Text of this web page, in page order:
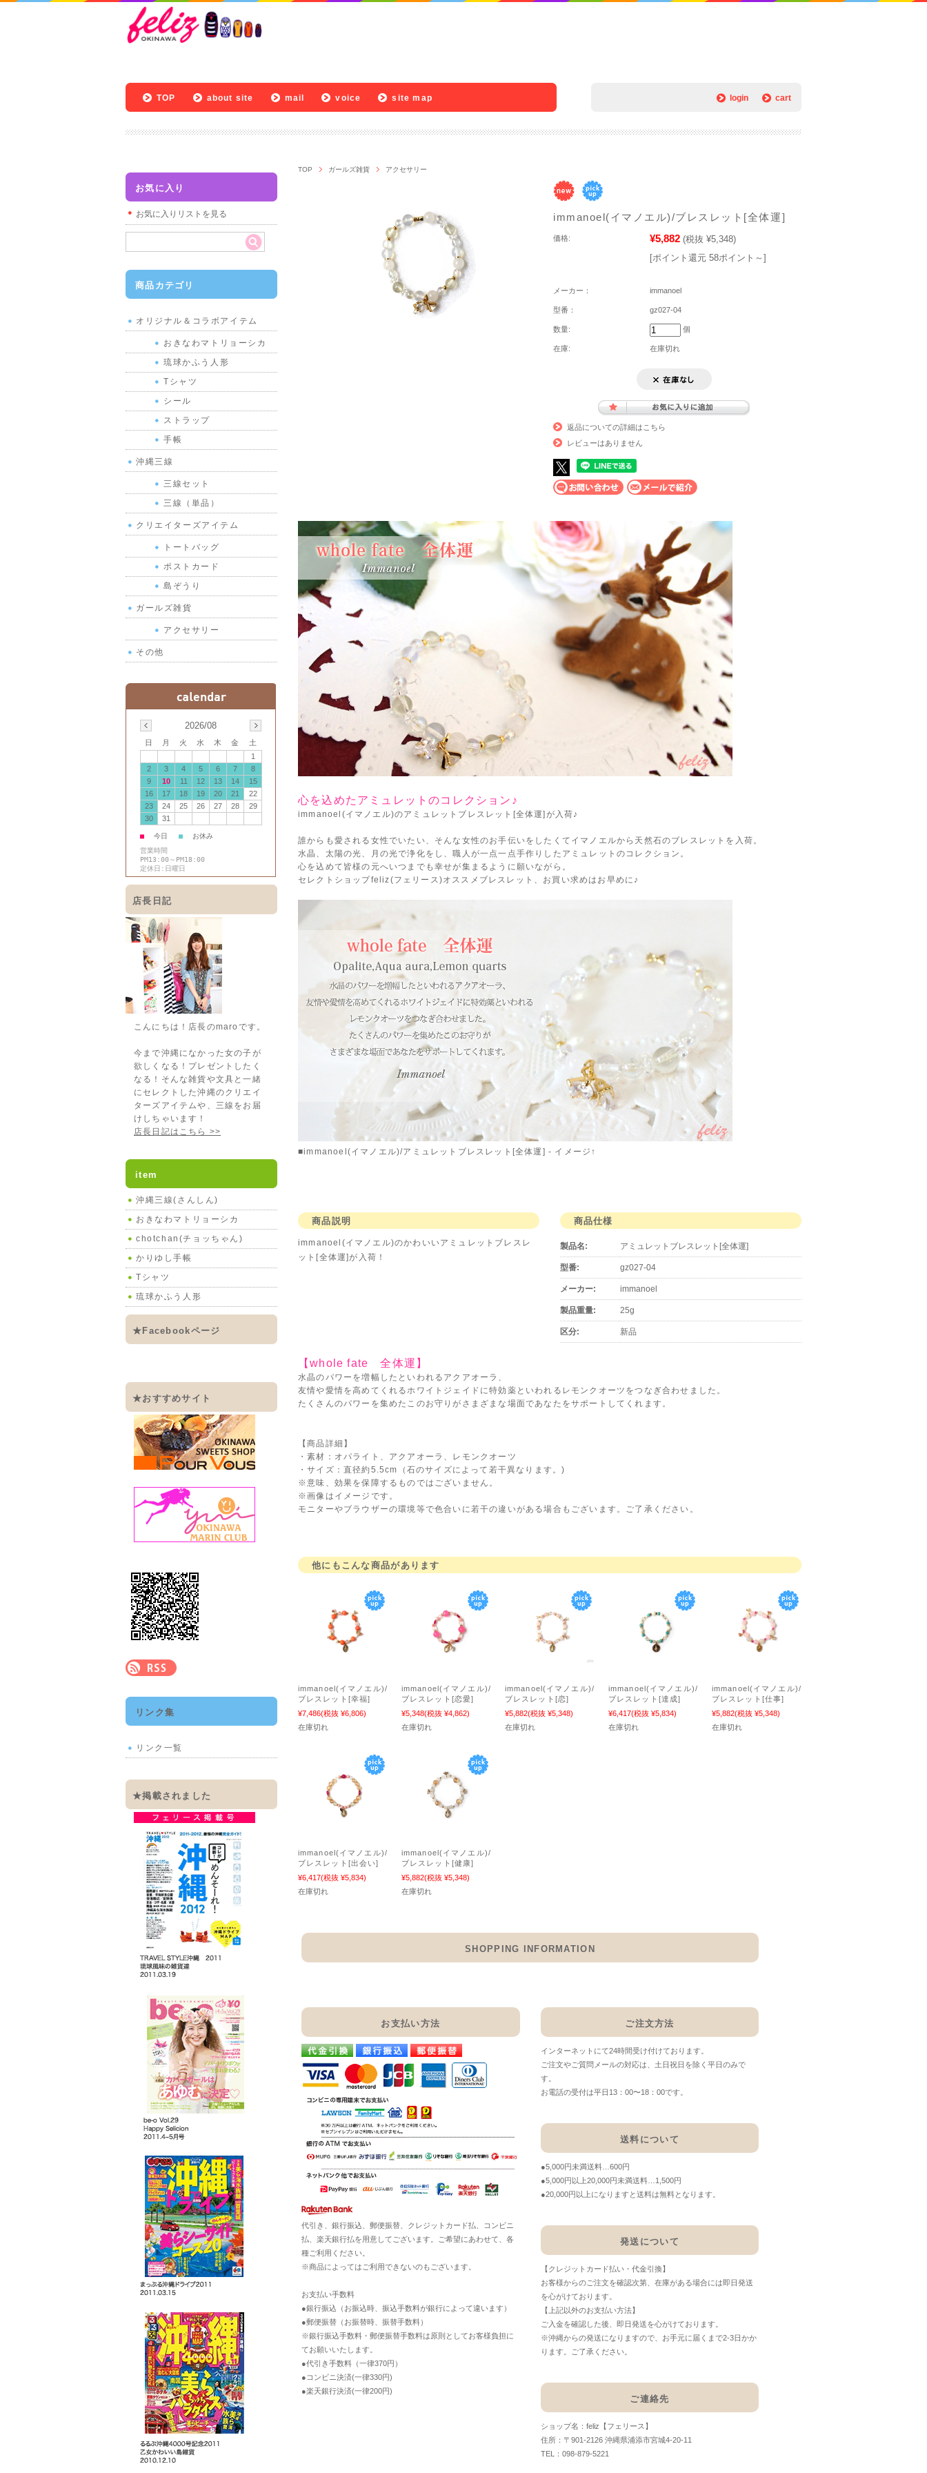
login cart
TOP about site mail voice site map
TOP ガールズ雑貨 アクセサリー
immanoel(イマノエル)/ブレスレット[全体運]
価格: ¥5,882 (税抜 ¥5,348)
[ポイント還元 58ポイント～]
メーカー： immanoel
型番： gz027-04
数量: 個
在庫: 在庫切れ
返品についての詳細はこちら
レビューはありません
心を込めたアミュレットのコレクション♪
immanoel(イマノエル)のアミュレットブレスレット[全体運]が入荷♪
誰からも愛される女性でいたい、そんな女性のお手伝いをしたくてイマノエルから天然石のブレスレットを入荷。
水晶、太陽の光、月の光で浄化をし、職人が一点一点手作りしたアミュレットのコレクション。
心を込めて皆様の元へいつまでも幸せが集まるように願いながら。
セレクトショップfeliz(フェリース)オススメブレスレット、お買い求めはお早めに♪
■immanoel(イマノエル)/アミュレットブレスレット[全体運] - イメージ↑
商品説明
immanoel(イマノエル)のかわいいアミュレットブレスレ
ット[全体運]が入荷！
商品仕様
製品名: アミュレットブレスレット[全体運]
型番: gz027-04
メーカー: immanoel
製品重量: 25g
区分: 新品
【whole fate 全体運】
水晶のパワーを増幅したといわれるアクアオーラ、
友情や愛情を高めてくれるホワイトジェイドに特効薬といわれるレモンクオーツをつなぎ合わせました。
たくさんのパワーを集めたこのお守りがさまざまな場面であなたをサポートしてくれます。
【商品詳細】
・素材：オパライト、アクアオーラ、レモンクオーツ
・サイズ：直径約5.5cm（石のサイズによって若干異なります。)
※意味、効果を保障するものではございません。
※画像はイメージです。
モニターやブラウザーの環境等で色合いに若干の違いがある場合もございます。ご了承ください。
他にもこんな商品があります
immanoel(イマノエル)/
ブレスレット[幸福]
¥7,486(税抜 ¥6,806)
在庫切れ
immanoel(イマノエル)/
ブレスレット[恋愛]
¥5,348(税抜 ¥4,862)
在庫切れ
immanoel(イマノエル)/
ブレスレット[恋]
¥5,882(税抜 ¥5,348)
在庫切れ
immanoel(イマノエル)/
ブレスレット[達成]
¥6,417(税抜 ¥5,834)
在庫切れ
immanoel(イマノエル)/
ブレスレット[仕事]
¥5,882(税抜 ¥5,348)
在庫切れ
immanoel(イマノエル)/
ブレスレット[出会い]
¥6,417(税抜 ¥5,834)
在庫切れ
immanoel(イマノエル)/
ブレスレット[健康]
¥5,882(税抜 ¥5,348)
在庫切れ
SHOPPING INFORMATION
お支払い方法
代引き、銀行振込、郵便振替、クレジットカード払、コンビニ
払、楽天銀行払を用意してございます。ご希望にあわせて、各
種ご利用ください。
※商品によってはご利用できないのもございます。
お支払い手数料
●銀行振込（お振込時、振込手数料が銀行によって違います）
●郵便振替（お振替時、振替手数料）
※銀行振込手数料・郵便振替手数料は原則としてお客様負担に
てお願いいたします。
●代引き手数料（一律370円）
●コンビニ決済(一律330円)
●楽天銀行決済(一律200円)
ご注文方法
インターネットにて24時間受け付けております。
ご注文やご質問メールの対応は、土日祝日を除く平日のみで
す。
お電話の受付は平日13：00〜18：00です。
送料について
●5,000円未満送料…600円
●5,000円以上20,000円未満送料…1,500円
●20,000円以上になりますと送料は無料となります。
発送について
【クレジットカード払い・代金引換】
お客様からのご注文を確認次第、在庫がある場合には即日発送
を心がけております。
【上記以外のお支払い方法】
ご入金を確認した後、即日発送を心がけております。
※沖縄からの発送になりますので、お手元に届くまで2-3日かか
ります。ご了承ください。
ご連絡先
ショップ名：feliz【フェリース】
住所：〒901-2126 沖縄県浦添市宮城4-20-11
TEL：098-879-5221
お気に入り
お気に入りリストを見る
商品カテゴリ
オリジナル＆コラボアイテム
おきなわマトリョーシカ
琉球かふう人形
Tシャツ
シール
ストラップ
手帳
沖縄三線
三線セット
三線（単品）
クリエイターズアイテム
トートバッグ
ポストカード
島ぞうり
ガールズ雑貨
アクセサリー
その他
2026/08
日 月 火 水 木 金
土
1
2
3 4 5 6 7
8
9
10 11 12 13 14
15
16
17 18 19 20 21
22
23
24 25 26 27 28
29
30
31
■ 今日 ■
お休み
営業時間
PM13:00～PM18:00
定休日:日曜日
店長日記
こんにちは！店長のmaroです。
今まで沖縄になかった女の子が
欲しくなる！プレゼントしたく
なる！そんな雑貨や文具と一緒
にセレクトした沖縄のクリエイ
ターズアイテムや、三線をお届
けしちゃいます！
店長日記はこちら >>
item
沖縄三線(さんしん)
おきなわマトリョーシカ
chotchan(チョッちゃん)
かりゆし手帳
Tシャツ
琉球かふう人形
★Facebookページ
★おすすめサイト
リンク集
リンク一覧
★掲載されました